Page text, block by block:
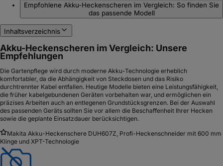
Empfohlene Akku-Heckenscheren im Vergleich: So finden Sie
das passende Modell
Inhaltsverzeichnis
Akku-Heckenscheren im Vergleich: Unsere
Empfehlungen
Die Gartenpflege wird durch moderne Akku-Technologie erheblich
komfortabler, da die Abhängigkeit von Steckdosen und das Risiko
durchtrennter Kabel entfallen. Heutige Modelle bieten eine Leistungsfähigkeit,
die früher kabelgebundenen Geräten vorbehalten war, und ermöglichen ein
präzises Arbeiten auch an entlegenen Grundstücksgrenzen. Bei der Auswahl
des passenden Geräts sollten Sie vor allem die Beschaffenheit Ihrer Hecken
sowie die geplante Einsatzdauer berücksichtigen.
Makita Akku-Heckenschere DUH607Z, Profi-Heckenschneider mit 600 mm
Klinge und XPT-Technologie